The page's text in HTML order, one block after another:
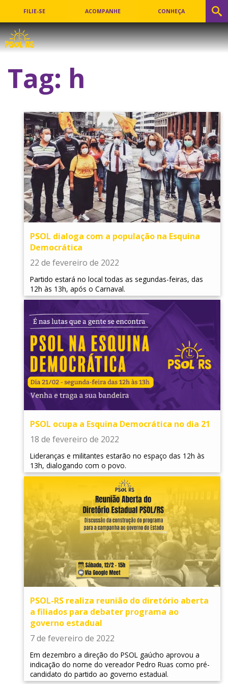
FILIE-SE ACOMPANHE CONHEÇA
Tag: h
PSOL dialoga com a população na Esquina
Democrática
22 de fevereiro de 2022
Partido estará no local todas as segundas-feiras, das
12h às 13h, após o Carnaval.
PSOL ocupa a Esquina Democrática no dia 21
18 de fevereiro de 2022
Lideranças e militantes estarão no espaço das 12h às
13h, dialogando com o povo.
PSOL-RS realiza reunião do diretório aberta
a filiados para debater programa ao
governo estadual
7 de fevereiro de 2022
Em dezembro a direção do PSOL gaúcho aprovou a
indicação do nome do vereador Pedro Ruas como pré-
candidato do partido ao governo estadual.